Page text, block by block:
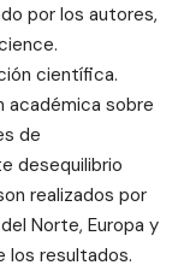
por los autores,
científica.
académica sobre
de
desequilibrio
realizados por
Norte, Europa y
los resultados.